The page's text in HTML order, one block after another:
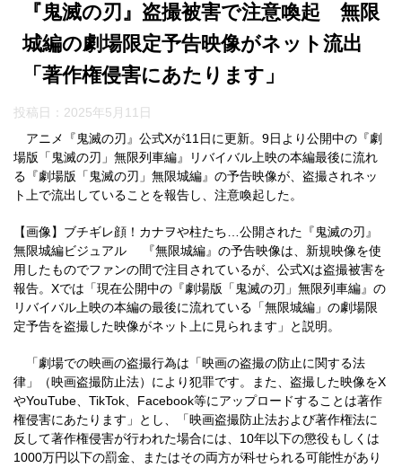
『鬼滅の刃』盗撮被害で注意喚起 無限
城編の劇場限定予告映像がネット流出
「著作権侵害にあたります」
投稿日： 2025年5月11日
アニメ『鬼滅の刃』公式Xが11日に更新。9日より公開中の『劇
場版「鬼滅の刃」無限列車編』リバイバル上映の本編最後に流れ
る『劇場版「鬼滅の刃」無限城編』の予告映像が、盗撮されネッ
ト上で流出していることを報告し、注意喚起した。
【画像】ブチギレ顔！カナヲや柱たち…公開された『鬼滅の刃』
無限城編ビジュアル 『無限城編』の予告映像は、新規映像を使
用したものでファンの間で注目されているが、公式Xは盗撮被害を
報告。Xでは「現在公開中の『劇場版「鬼滅の刃」無限列車編』の
リバイバル上映の本編の最後に流れている「無限城編」の劇場限
定予告を盗撮した映像がネット上に見られます」と説明。
「劇場での映画の盗撮行為は「映画の盗撮の防止に関する法
律」（映画盗撮防止法）により犯罪です。また、盗撮した映像をX
やYouTube、TikTok、Facebook等にアップロードすることは著作
権侵害にあたります」とし、「映画盗撮防止法および著作権法に
反して著作権侵害が行われた場合には、10年以下の懲役もしくは
1000万円以下の罰金、またはその両方が科せられる可能性があり